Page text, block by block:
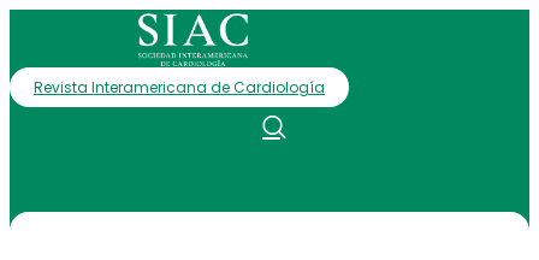
Revista Interamericana de Cardiología